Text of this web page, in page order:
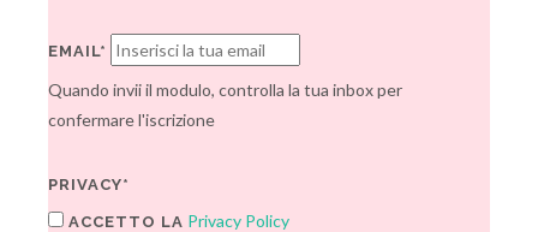
EMAIL*
Quando invii il modulo, controlla la tua inbox per
confermare l'iscrizione
PRIVACY*
ACCETTO LA Privacy Policy